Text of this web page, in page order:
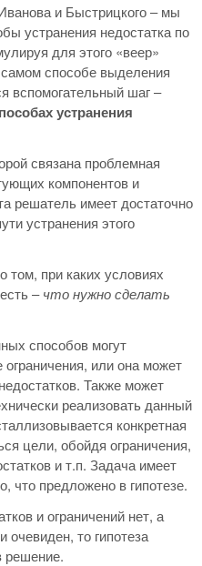
и Быстрицкого – мы
устранения недостатка по
для этого «веер»
способе выделения
вспомогательный шаг –
устранения
связана проблемная
компонентов и
решатель имеет достаточно
устранения этого
том, при каких условиях
–что нужно сделать
способов могут
ограничения, или она может
Также может
реализовать данный
конкретная
цели, обойдя ограничения,
и т.п. Задача имеет
что предложено в гипотезе.
и ограничений нет, а
очевиден, то гипотеза
решение.